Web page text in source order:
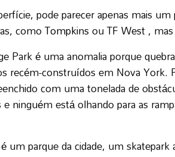
pode parecer apenas mais
comoTompkinsouTF West ,
Park é uma anomalia porque
recém-construídos em Nova York.
com uma tonelada de
e ninguém está olhando para as
um parque da cidade, um